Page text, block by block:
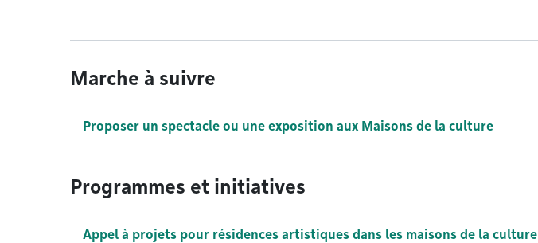
Marche à suivre
Proposer un spectacle ou une exposition aux Maisons de la culture
Programmes et initiatives
Appel à projets pour résidences artistiques dans les maisons de la culture